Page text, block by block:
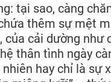
tại sao, càng
thêm sự mệt
cải dường như
thân tình ngày
hay chỉ là sự